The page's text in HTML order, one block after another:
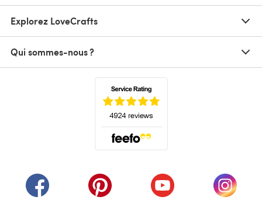
Explorez LoveCrafts
Qui sommes-nous ?
(s'ouvre dans un nouvel onglet)
(s'ouvre dans un nouvel onglet)
(s'ouvre dans un(s'ouvre